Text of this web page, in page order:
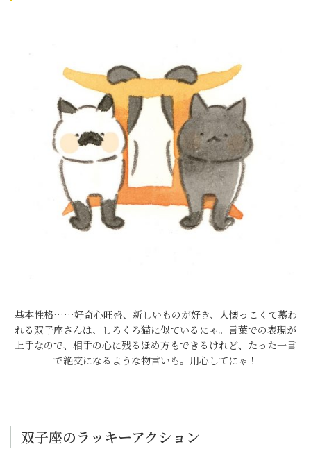
基本性格……好奇心旺盛、新しいものが好き、人懐っこくて慕わ
れる双子座さんは、しろくろ猫に似ているにゃ。言葉での表現が
上手なので、相手の心に残るほめ方もできるけれど、たった一言
で絶交になるような物言いも。用心してにゃ！
双子座のラッキーアクション